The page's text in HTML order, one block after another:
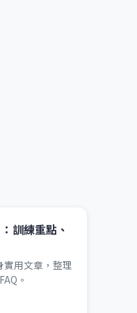
訓練重點、
用文章，整理
。